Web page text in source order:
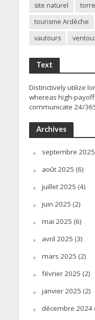
site naturel
tourisme Ardèche
vautours
Text
Distinctively utilize
whereas high-
communicate 24/
Archives
septembre 2025
août 2025 (6)
juillet 2025 (4)
juin 2025 (2)
mai 2025 (6)
avril 2025 (3)
mars 2025 (2)
février 2025 (2)
janvier 2025 (2)
décembre 2024